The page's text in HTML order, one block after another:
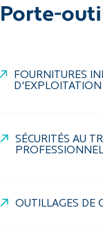
Porte-
FOURNITURES
D'EXPLOITATION
SÉCURITÉS AU
OUTILLAGES DE